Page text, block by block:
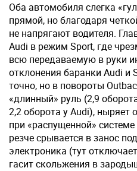
Оба автомобиля слегка
прямой, но благодаря
не напрягают водителя.
Audi в режим Sport, где
всю передаваемую в руки
отклонения баранки Audi и
точно, но в повороты
«длинный» руль (2,9
2,2 оборота у Audi), ныряет
при «распущенной»
резче срывается в занос
электроника (тут
гасит скольжения в